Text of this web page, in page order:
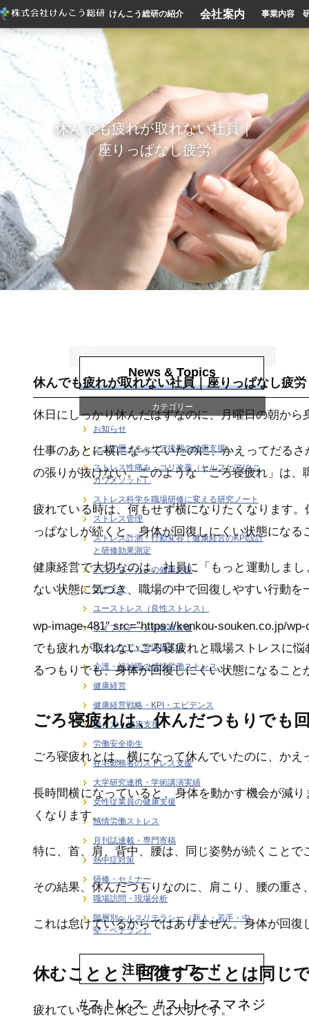
けんこう総研の紹介 会社案内 事業内容
休んでも疲れが取れない社員｜
座りっぱなし疲労
休んでも疲れが取れない社員｜座りっぱなし疲労
休日にしっかり休んだはずなのに、月曜日の朝か
仕事のあとに横になっていたのに、かえってだる
の張りが抜けない。このような「ごろ寝疲れ」は
疲れている時は、何もせず横になりたくなります
っぱなしが続くと、身体が回復しにくい状態になる
健康経営で大切なのは、社員に「もっと運動しま
ない状態に気づき、職場の中で回復しやすい行動
wp-image-481″ src=”https://kenkou-souken.co.jp/
でも疲れが取れないごろ寝疲れと職場ストレスに悩
るつもりでも、身体が回復しにくい状態になること
ごろ寝疲れは、休んだつもりでも
ごろ寝疲れとは、横になって休んでいたのに、か
長時間横になっていると、身体を動かす機会が減
くなります。
特に、首、肩、背中、腰は、同じ姿勢が続くことで
その結果、休んだつもりなのに、肩こり、腰の重
これは怠けているからではありません。身体が回
休むことと、回復することは同じ
疲れている時に休むことは大切です。
News & Topics
カテゴリー
お知らせ
シニア層（キャリア後期の健康支援）
ストレス性痛み・コリ改善（セルフケア/タニ
カワメソッド）
ストレス科学を職場研修に変える研究ノート
ストレス管理
ストレス計測・行動変容｜健康経営のKPI設計
と研修効果測定
デスクワーカーの健康支援
メディア
ユーストレス（良性ストレス）
ライフステージ別健康支援
ラインケア・管理職支援
介護・福祉職の感情労働ストレス
健康経営
健康経営戦略・KPI・エビデンス
働き方 × 健康支援
労働安全衛生
在宅勤務者のストレス支援
大学研究連携・学術講演実績
女性従業員の健康支援
感情労働ストレス
月刊誌連載・専門寄稿
熱中症対策
研修・セミナー
職場訪問・現場分析
階層別ヘルスリテラシー（新人・若手・中
堅・ベテラン）
注目のキーワード
#ストレス
#ストレスマネジ